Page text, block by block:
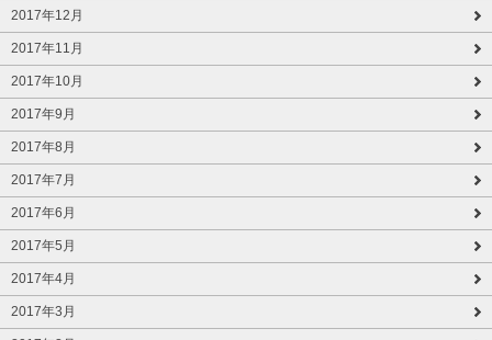
2017年12月
2017年11月
2017年10月
2017年9月
2017年8月
2017年7月
2017年6月
2017年5月
2017年4月
2017年3月